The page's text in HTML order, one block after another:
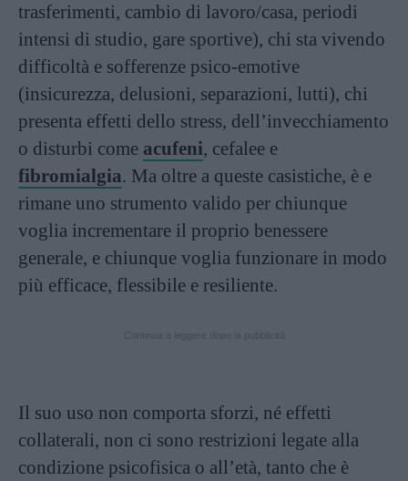
trasferimenti, cambio di lavoro/casa, periodi
intensi di studio, gare sportive), chi sta vivendo
difficoltà e sofferenze psico-emotive
(insicurezza, delusioni, separazioni, lutti), chi
presenta effetti dello stress, dell’invecchiamento
o disturbi come acufeni, cefalee e
fibromialgia. Ma oltre a queste casistiche, è e
rimane uno strumento valido per chiunque
voglia incrementare il proprio benessere
generale, e chiunque voglia funzionare in modo
più efficace, flessibile e resiliente.
Il suo uso non comporta sforzi, né effetti
collaterali, non ci sono restrizioni legate alla
condizione psicofisica o all’età, tanto che è